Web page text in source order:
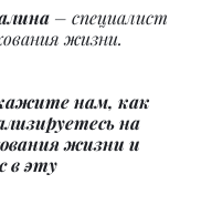
– специалист
жизни.
нам, как
на
жизни и
в эту